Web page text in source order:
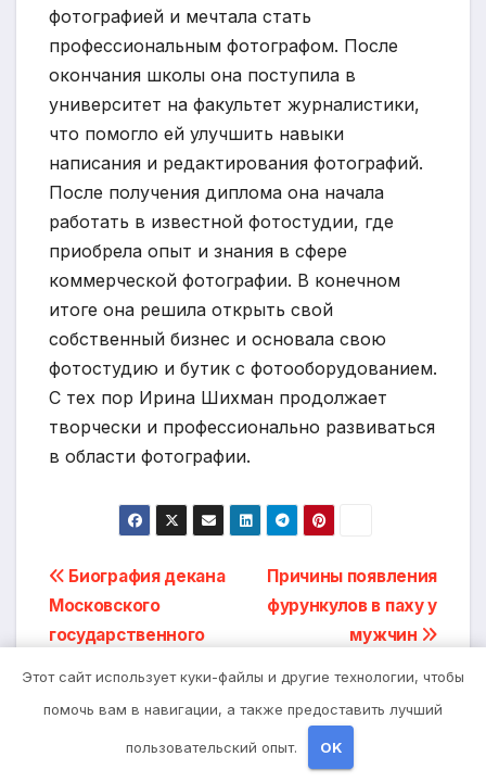
фотографией и мечтала стать
профессиональным фотографом. После
окончания школы она поступила в
университет на факультет журналистики,
что помогло ей улучшить навыки
написания и редактирования фотографий.
После получения диплома она начала
работать в известной фотостудии, где
приобрела опыт и знания в сфере
коммерческой фотографии. В конечном
итоге она решила открыть свой
собственный бизнес и основала свою
фотостудию и бутик с фотооборудованием.
С тех пор Ирина Шихман продолжает
творчески и профессионально развиваться
в области фотографии.
Навигация
по
записям
Причины появления
фурункулов в паху у
мужчин
Биография декана
Московского
государственного
руководителя
Этот сайт использует куки-файлы и другие технологии, чтобы
помочь вам в навигации, а также предоставить лучший
пользовательский опыт. OK